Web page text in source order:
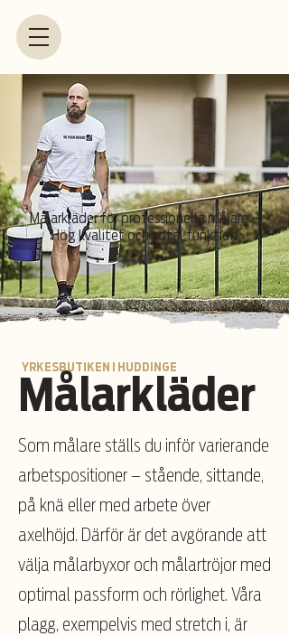
Målarkläder för professionella målare –
Hög kvalitet och total funktion
Målarkläder
YRKESBUTIKEN I HUDDINGE
Som målare ställs du inför varierande
arbetspositioner – stående, sittande,
på knä eller med arbete över
axelhöjd. Därför är det avgörande att
välja målarbyxor och målartröjor med
optimal passform och rörlighet. Våra
plagg, exempelvis med stretch i, är